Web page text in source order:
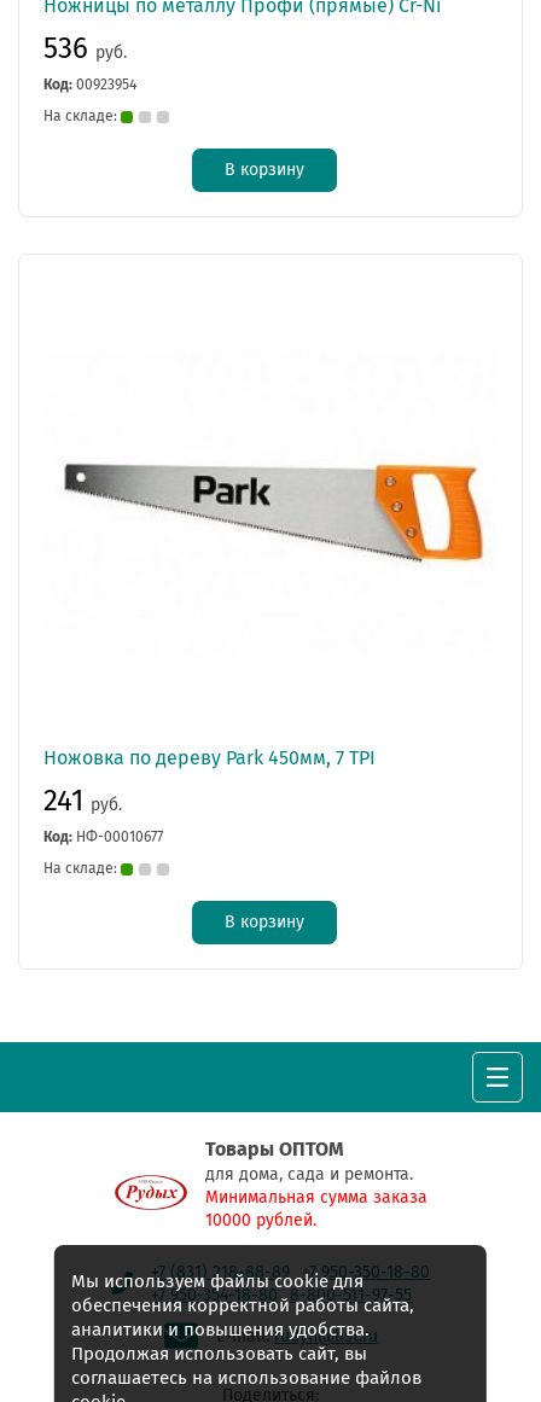
Ножницы по металлу Профи (прямые) Cr-Ni
536 руб.
Код: 00923954
На складе:
В корзину
Ножовка по дереву Park 450мм, 7 TPI
241 руб.
Код: НФ-00010677
На складе:
В корзину
Товары ОПТОМ
для дома, сада и ремонта.
Минимальная сумма заказа
10000 рублей.
+7 (831) 218-88-89
+7 950-350-18-80
+7 950-354-18-80
8-800-511-97-55
E-mail:rudyh@list.ru
Поделиться:
Мы используем файлы cookie для
обеспечения корректной работы сайта,
аналитики и повышения удобства.
Продолжая использовать сайт, вы
соглашаетесь на использование файлов